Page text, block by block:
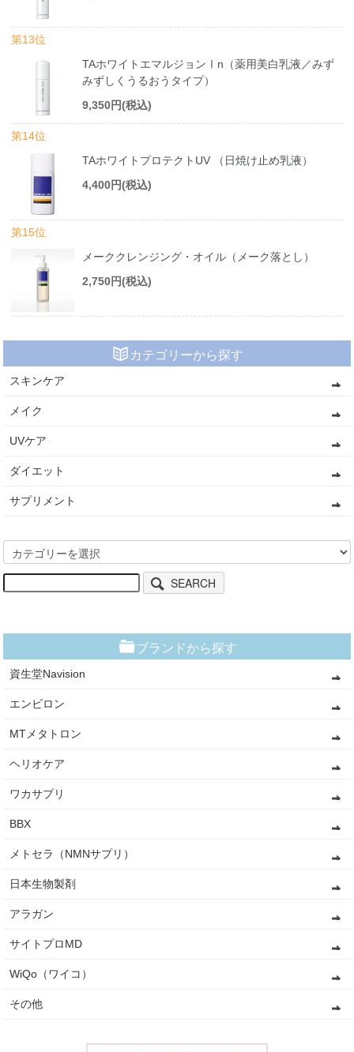
第13位
TAホワイトエマルジョンⅠn（薬用美白乳液／みず
みずしくうるおうタイプ）
9,350円(税込)
第14位
TAホワイトプロテクトUV （日焼け止め乳液）
4,400円(税込)
第15位
メーククレンジング・オイル（メーク落とし）
2,750円(税込)
カテゴリーから探す
スキンケア
メイク
UVケア
ダイエット
サプリメント
SEARCH
ブランドから探す
資生堂Navision
エンビロン
MTメタトロン
ヘリオケア
ワカサプリ
BBX
メトセラ（NMNサプリ）
日本生物製剤
アラガン
サイトプロMD
WiQo（ワイコ）
その他